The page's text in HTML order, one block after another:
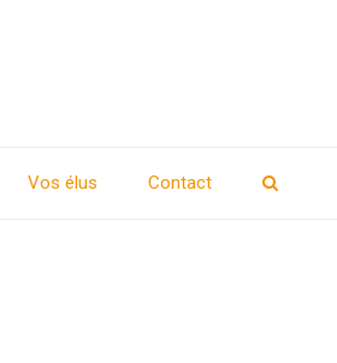
Vos élus Contact